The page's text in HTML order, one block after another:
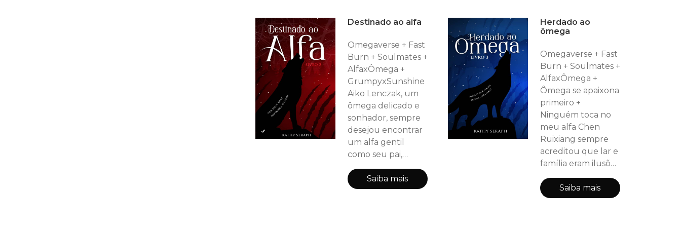
Waycheming de
colocando um alvo
nas costas de um
ômega. Ren é a
pequena flor
espinhosa surgindo
no coração do filho
da rebelião, e para
isso, Heyan está
dispos
com os lobos
Invernais, os lobos
séculos, nenhum
lobo pôde
sobreviver fora de
seu território
ancestral. Raykan,
traído por quem
mais confiava,
acaba ferido e vul
Destinado ao alfa
Omegaverse + Fast
Burn + Soulmates +
AlfaxÔmega +
GrumpyxSunshine
Aiko Lenczak, um
ômega delicado e
sonhador, sempre
desejou encontrar
um alfa gentil
como seu pai,
Raykan. No
entanto, com as
alianças entre
Saiba mais
Herdado ao
ômega
Omegaverse + Fast
Burn + Soulmates +
AlfaxÔmega +
Ômega se apaixona
primeiro +
Ninguém toca no
meu alfa Chen
Ruixiang sempre
acreditou que lar e
família eram ilusões
distantes, mas a
presença de Apolo
Lenczak virou seu
Saiba mais